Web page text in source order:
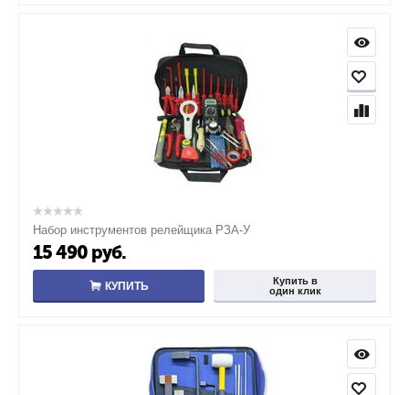
Набор инструментов релейщика РЗА-У
15 490 руб.
КУПИТЬ
Купить в
один клик